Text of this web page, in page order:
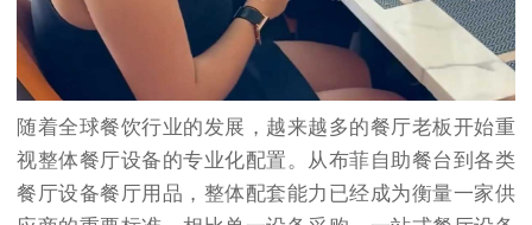
随着全球餐饮行业的发展，越来越多的餐厅老板开始重
视整体餐厅设备的专业化配置。从布菲自助餐台到各类
餐厅设备餐厅用品，整体配套能力已经成为衡量一家供